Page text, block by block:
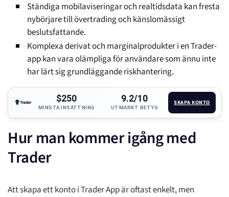
Ständiga mobilaviseringar och realtidsdata kan fresta
nybörjare till övertrading och känslomässigt
beslutsfattande.
Komplexa derivat och marginalprodukter i en Trader-
app kan vara olämpliga för användare som ännu inte
har lärt sig grundläggande riskhantering.
$250
MINSTA INSÄTTNING
9.2/10
UTMÄRKT BETYG
SKAPA KONTO
Hur man kommer igång med
Trader
Att skapa ett konto i Trader App är oftast enkelt, men